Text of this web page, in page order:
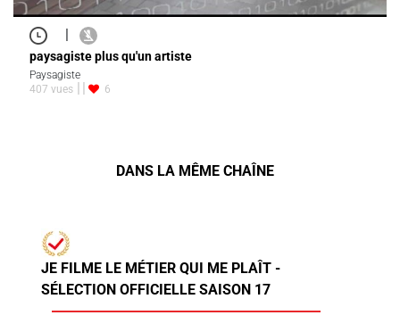
|
paysagiste plus qu'un artiste
Paysagiste
407 vues
6
DANS LA MÊME CHAÎNE
JE FILME LE MÉTIER QUI ME PLAÎT -
SÉLECTION OFFICIELLE SAISON 17